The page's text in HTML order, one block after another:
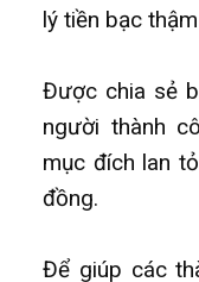
lý tiền bạc
Được chia sẻ
người thành
mục đích lan
đồng.
Để giúp các